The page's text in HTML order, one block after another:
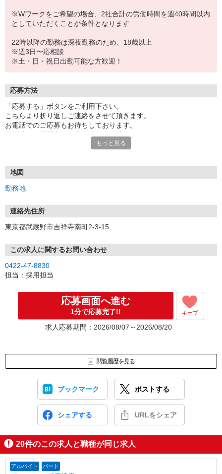
※Wワークをご希望の場合、2社合計の労働時間を週40時間以内
としていただくことが条件となります
22時以降の勤務は深夜勤務のため、18歳以上
※週3日〜応相談
※土・日・祝日出勤可能な方歓迎！
応募方法
「応募する」ボタンをご利用下さい。
こちらより折り返しご連絡をさせて頂きます。
お電話でのご応募もお待ちしております。
もっと見る
地図
勤務地
連絡先住所
東京都武蔵野市吉祥寺南町2-3-15
この求人に関するお問い合わせ
0422-47-8830
担当：採用担当
応募画面へ進む
1分で応募完了!! キープ
求人応募期間：2026/08/07～2026/08/20
閲覧履歴を見る
ブックマーク ポストする
シェアする URLをシェア
20件のこの求人と職種が同じ求人
アルバイト パート